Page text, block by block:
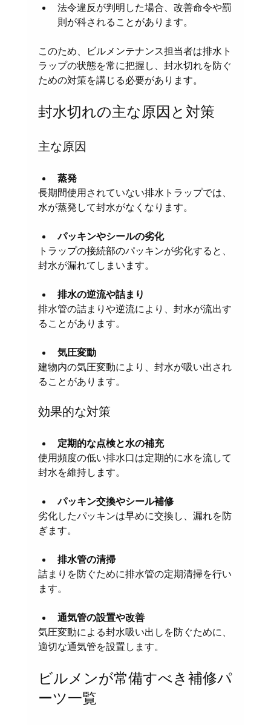
法令違反が判明した場合、改善命令や罰
則が科されることがあります。
このため、ビルメンテナンス担当者は排水ト
ラップの状態を常に把握し、封水切れを防ぐ
ための対策を講じる必要があります。
封水切れの主な原因と対策
主な原因
蒸発
長期間使用されていない排水トラップでは、
水が蒸発して封水がなくなります。
パッキンやシールの劣化
トラップの接続部のパッキンが劣化すると、
封水が漏れてしまいます。
排水の逆流や詰まり
排水管の詰まりや逆流により、封水が流出す
ることがあります。
気圧変動
建物内の気圧変動により、封水が吸い出され
ることがあります。
効果的な対策
定期的な点検と水の補充
使用頻度の低い排水口は定期的に水を流して
封水を維持します。
パッキン交換やシール補修
劣化したパッキンは早めに交換し、漏れを防
ぎます。
排水管の清掃
詰まりを防ぐために排水管の定期清掃を行い
ます。
通気管の設置や改善
気圧変動による封水吸い出しを防ぐために、
適切な通気管を設置します。
ビルメンが常備すべき補修パ
ーツ一覧